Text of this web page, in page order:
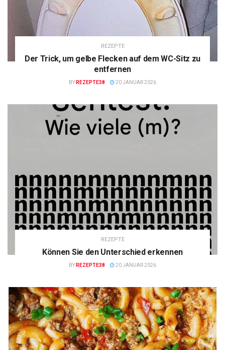
REZEPTE
Der Trick, um gelbe Flecken auf dem WC-Sitz zu
entfernen
BY REZEPTE38 20 JANUAR 2026
REZEPTE
Können Sie den Unterschied erkennen
BY REZEPTE38 20 JANUAR 2026